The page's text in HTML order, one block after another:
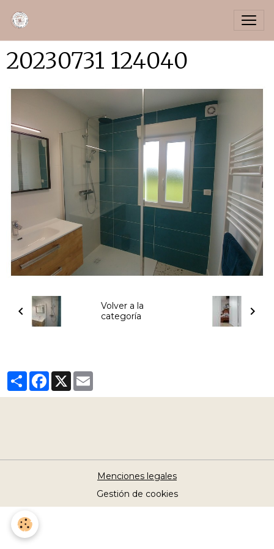
20230731 124040
Volver a la
categoría
PartagerFacebook
X
Menciones legales
Gestión de cookies